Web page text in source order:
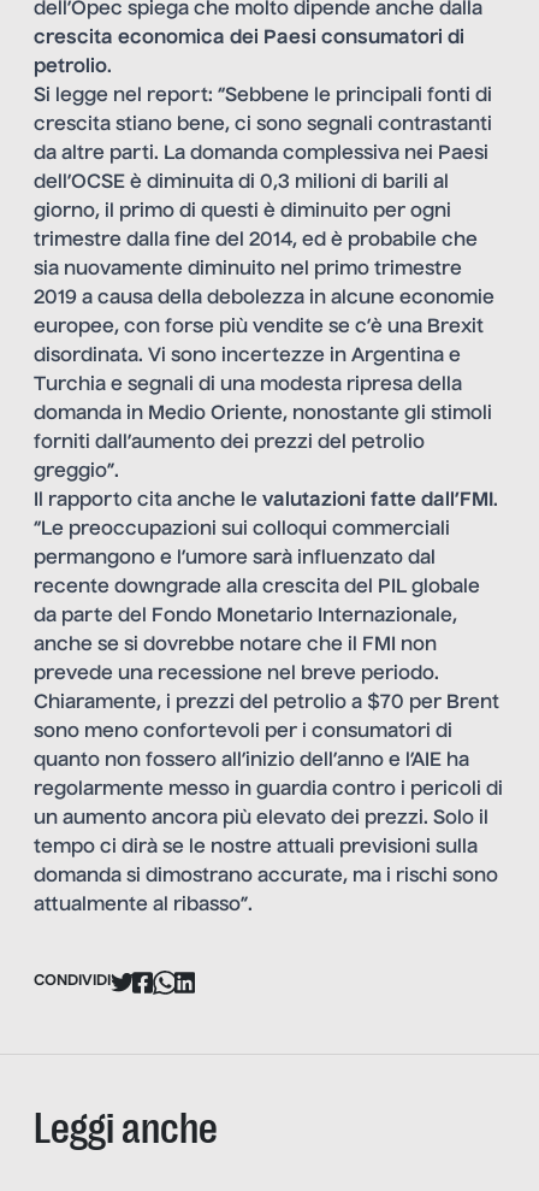
dell’Opec spiega che molto dipende anche dalla
crescita economica dei Paesi consumatori di
petrolio.
Si legge nel report: “Sebbene le principali fonti di
crescita stiano bene, ci sono segnali contrastanti
da altre parti. La domanda complessiva nei Paesi
dell’OCSE è diminuita di 0,3 milioni di barili al
giorno, il primo di questi è diminuito per ogni
trimestre dalla fine del 2014, ed è probabile che
sia nuovamente diminuito nel primo trimestre
2019 a causa della debolezza in alcune economie
europee, con forse più vendite se c’è una Brexit
disordinata. Vi sono incertezze in Argentina e
Turchia e segnali di una modesta ripresa della
domanda in Medio Oriente, nonostante gli stimoli
forniti dall’aumento dei prezzi del petrolio
greggio”.
Il rapporto cita anche le valutazioni fatte dall’FMI .
“Le preoccupazioni sui colloqui commerciali
permangono e l’umore sarà influenzato dal
recente downgrade alla crescita del PIL globale
da parte del Fondo Monetario Internazionale,
anche se si dovrebbe notare che il FMI non
prevede una recessione nel breve periodo.
Chiaramente, i prezzi del petrolio a $70 per Brent
sono meno confortevoli per i consumatori di
quanto non fossero all’inizio dell’anno e l’AIE ha
regolarmente messo in guardia contro i pericoli di
un aumento ancora più elevato dei prezzi. Solo il
tempo ci dirà se le nostre attuali previsioni sulla
domanda si dimostrano accurate, ma i rischi sono
attualmente al ribasso”.
CONDIVIDI
Leggi anche